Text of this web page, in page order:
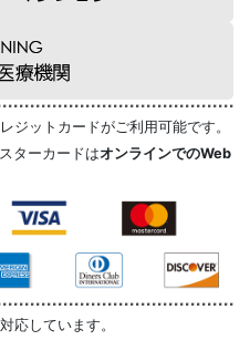
ジットカードがご利用可能です。
ターカードはオンラインでのWeb
応しています。